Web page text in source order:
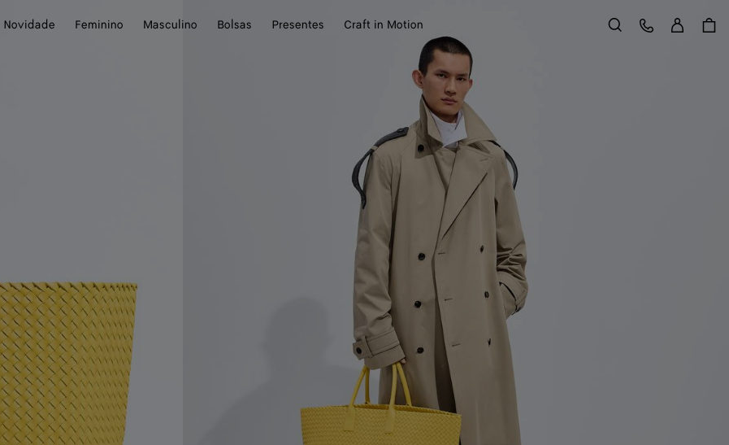
Novidade
Feminino Masculino Bolsas Presentes Craft in Motion Buscar
Atendimento ao Cliente